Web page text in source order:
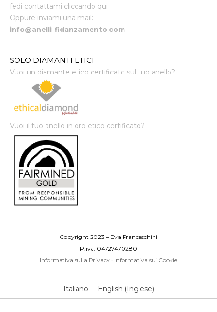
fedi contattami cliccando qui.
Oppure inviami una mail:
info@anelli-fidanzamento.com
SOLO DIAMANTI ETICI
Vuoi un diamante etico certificato sul tuo anello?
Vuoi il tuo anello in oro etico certificato?
Copyright 2023 – Eva Franceschini
P.iva. 04727470280
Informativa sulla Privacy · Informativa sui Cookie
Italiano English (Inglese)